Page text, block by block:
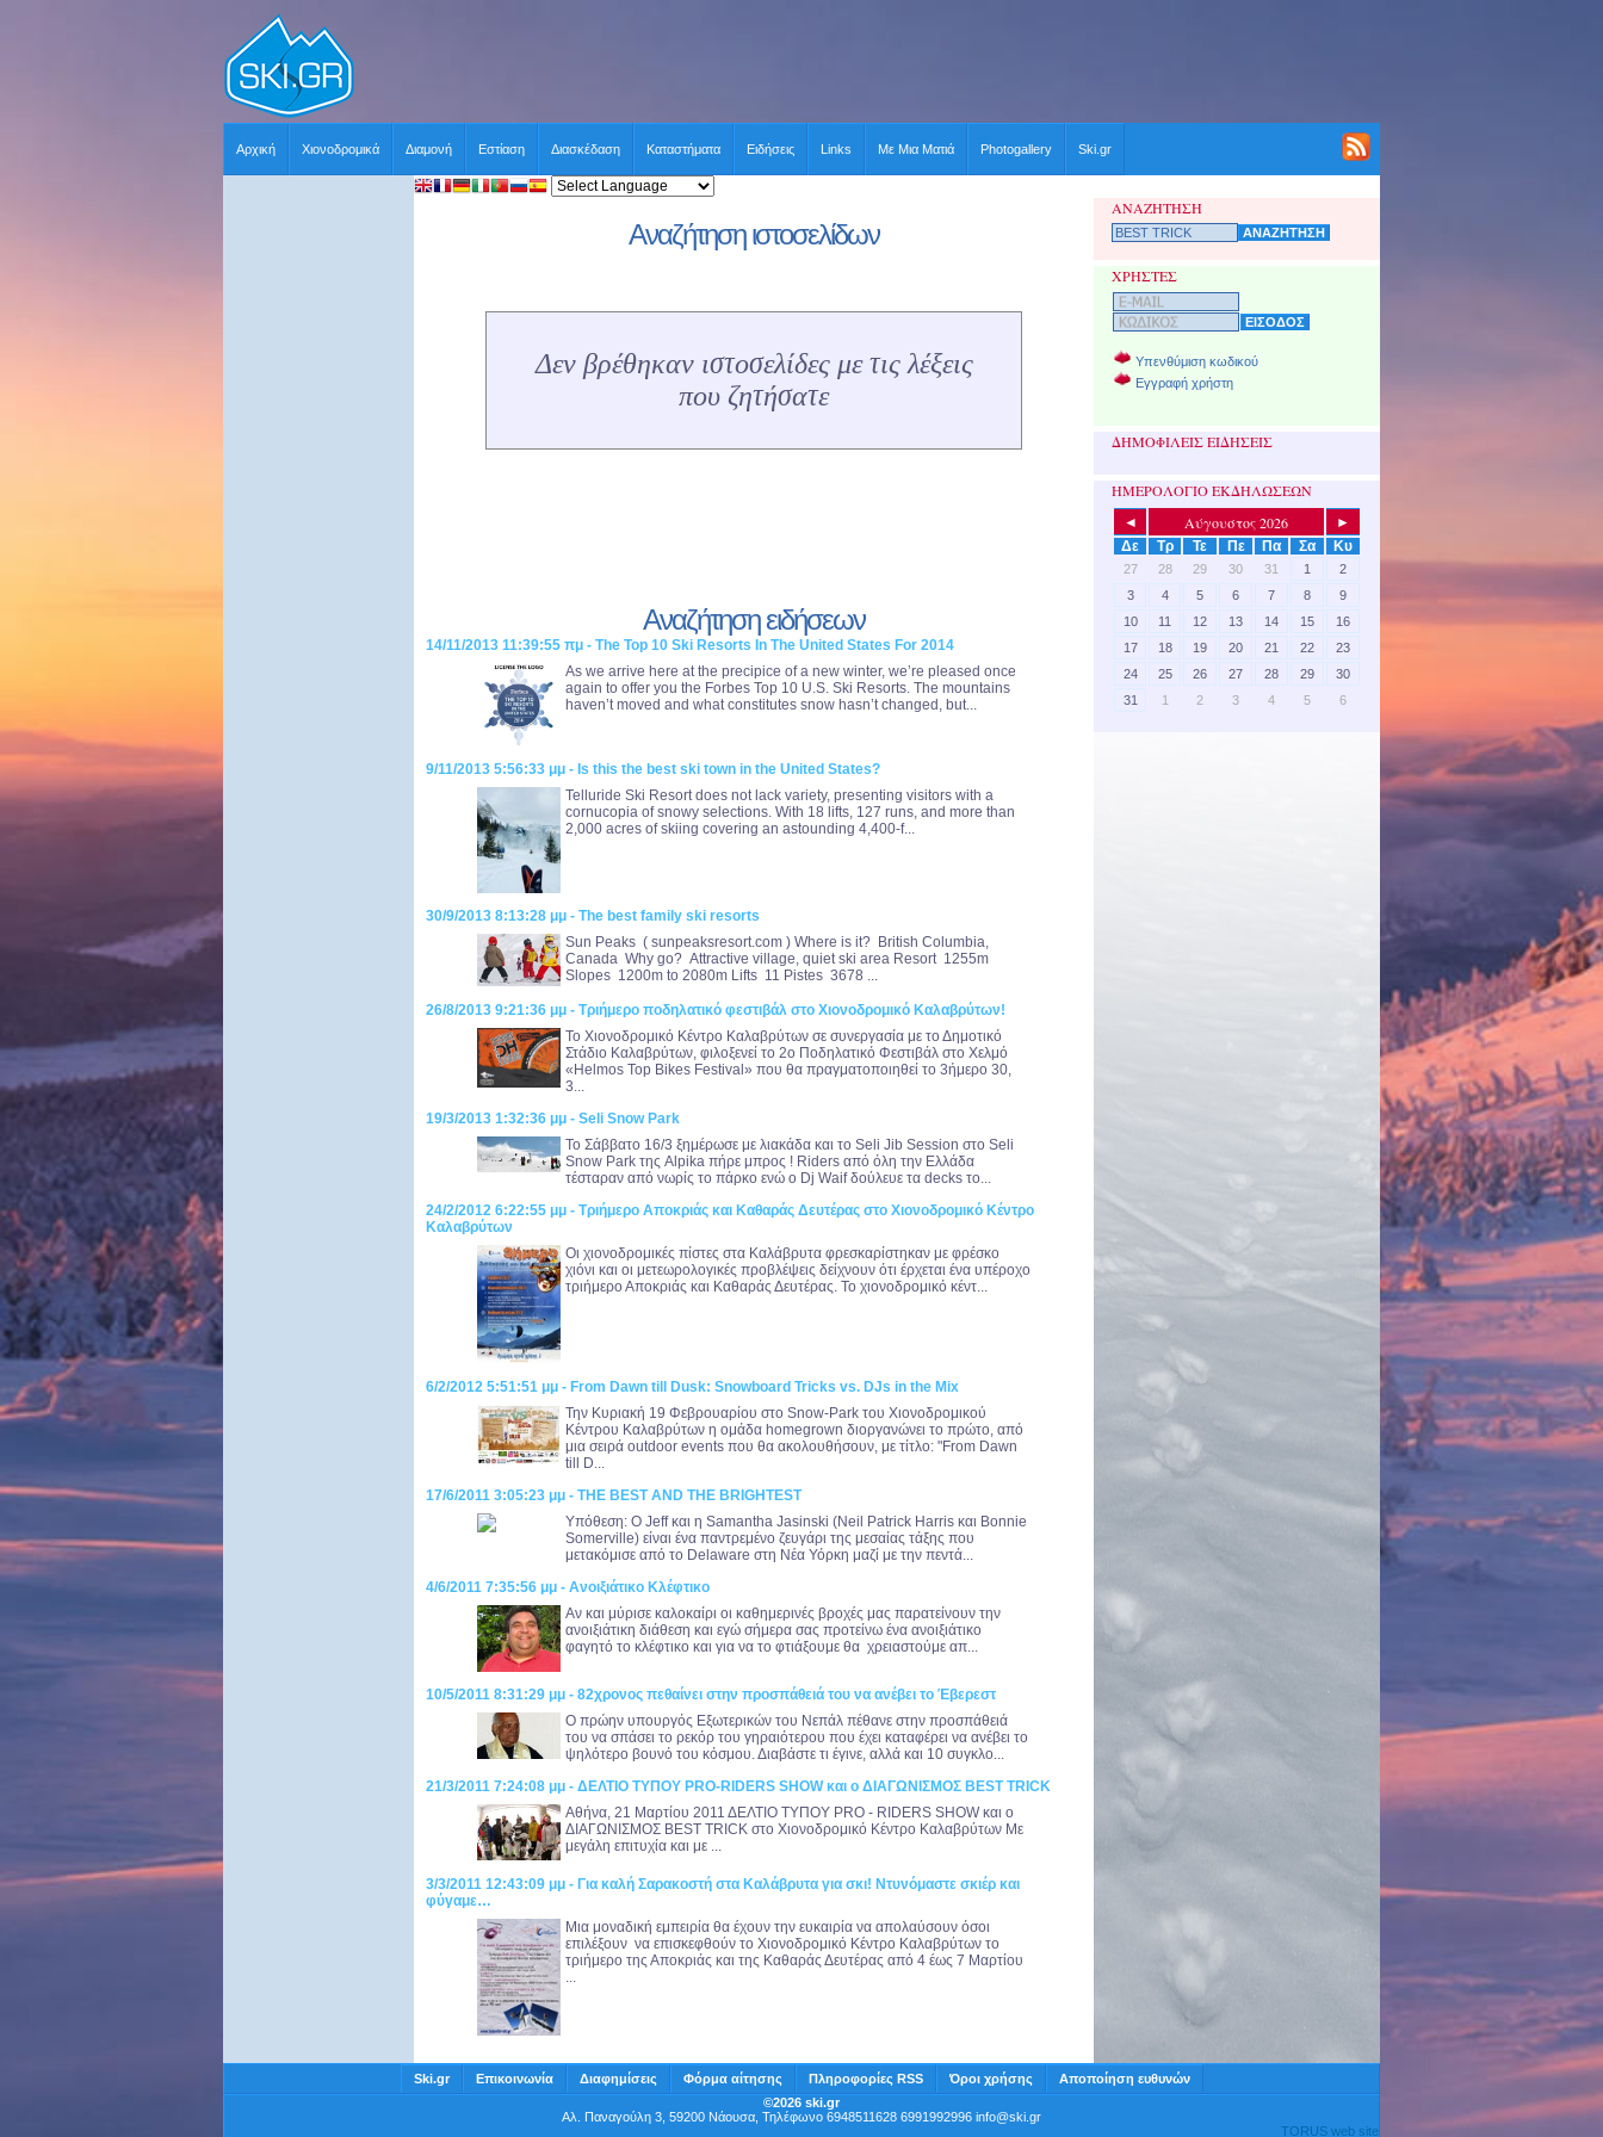
Αρχική Χιονοδρομικά Διαμονή Εστίαση Διασκέδαση Καταστήματα Ειδήσεις Links Με Μια Ματιά Photogallery Ski.gr
Αναζήτηση ιστοσελίδων
Δεν βρέθηκαν ιστοσελίδες με τις λέξεις
που ζητήσατε
Αναζήτηση ειδήσεων
14/11/2013 11:39:55 πμ - The Top 10 Ski Resorts In The United States For 2014
As we arrive here at the precipice of a new winter, we’re pleased once
again to offer you the Forbes Top 10 U.S. Ski Resorts. The mountains
haven’t moved and what constitutes snow hasn’t changed, but...
9/11/2013 5:56:33 μμ - Is this the best ski town in the United States?
Telluride Ski Resort does not lack variety, presenting visitors with a
cornucopia of snowy selections. With 18 lifts, 127 runs, and more than
2,000 acres of skiing covering an astounding 4,400-f...
30/9/2013 8:13:28 μμ - The best family ski resorts
Sun Peaks ( sunpeaksresort.com ) Where is it? British Columbia,
Canada Why go? Attractive village, quiet ski area Resort 1255m
Slopes 1200m to 2080m Lifts 11 Pistes 3678 ...
26/8/2013 9:21:36 μμ - Tριήμερο ποδηλατικό φεστιβάλ στο Χιονοδρομικό Καλαβρύτων!
Το Χιονοδρομικό Κέντρο Καλαβρύτων σε συνεργασία με το Δημοτικό
Στάδιο Καλαβρύτων, φιλοξενεί το 2ο Ποδηλατικό Φεστιβάλ στο Χελμό
«Helmos Top Bikes Festival» που θα πραγματοποιηθεί το 3ήμερο 30,
3...
19/3/2013 1:32:36 μμ - Seli Snow Park
Το Σάββατο 16/3 ξημέρωσε με λιακάδα και το Seli Jib Session στο Seli
Snow Park της Alpika πήρε μπρος ! Riders από όλη την Ελλάδα
τέσταραν από νωρίς το πάρκο ενώ ο Dj Waif δούλευε τα decks το...
24/2/2012 6:22:55 μμ - Τριήμερο Αποκριάς και Καθαράς Δευτέρας στο Χιονοδρομικό Κέντρο
Καλαβρύτων
Οι χιονοδρομικές πίστες στα Καλάβρυτα φρεσκαρίστηκαν με φρέσκο
χιόνι και οι μετεωρολογικές προβλέψεις δείχνουν ότι έρχεται ένα υπέροχο
τριήμερο Αποκριάς και Καθαράς Δευτέρας. Το χιονοδρομικό κέντ...
6/2/2012 5:51:51 μμ - From Dawn till Dusk: Snowboard Tricks vs. DJs in the Mix
Την Κυριακή 19 Φεβρουαρίου στο Snow-Park του Χιονοδρομικού
Κέντρου Καλαβρύτων η ομάδα homegrown διοργανώνει το πρώτο, από
μια σειρά outdoor events που θα ακολουθήσουν, με τίτλο: "From Dawn
till D...
17/6/2011 3:05:23 μμ - THE BEST AND THE BRIGHTEST
Υπόθεση: Ο Jeff και η Samantha Jasinski (Neil Patrick Harris και Bonnie
Somerville) είναι ένα παντρεμένο ζευγάρι της μεσαίας τάξης που
μετακόμισε από το Delaware στη Νέα Υόρκη μαζί με την πεντά...
4/6/2011 7:35:56 μμ - Ανοιξιάτικο Κλέφτικο
Αν και μύρισε καλοκαίρι οι καθημερινές βροχές μας παρατείνουν την
ανοιξιάτικη διάθεση και εγώ σήμερα σας προτείνω ένα ανοιξιάτικο
φαγητό το κλέφτικο και για να το φτιάξουμε θα χρειαστούμε απ...
10/5/2011 8:31:29 μμ - 82χρονος πεθαίνει στην προσπάθειά του να ανέβει το Έβερεστ
Ο πρώην υπουργός Εξωτερικών του Νεπάλ πέθανε στην προσπάθειά
του να σπάσει το ρεκόρ του γηραιότερου που έχει καταφέρει να ανέβει το
ψηλότερο βουνό του κόσμου. Διαβάστε τι έγινε, αλλά και 10 συγκλο...
21/3/2011 7:24:08 μμ - ΔΕΛΤΙΟ ΤΥΠΟΥ PRO-RIDERS SHOW και ο ΔΙΑΓΩΝΙΣΜΟΣ BEST TRICK
Αθήνα, 21 Μαρτίου 2011 ΔΕΛΤΙΟ ΤΥΠΟΥ PRO - RIDERS SHOW και ο
ΔΙΑΓΩΝΙΣΜΟΣ BEST TRICK στο Χιονοδρομικό Κέντρο Καλαβρύτων Με
μεγάλη επιτυχία και με ...
3/3/2011 12:43:09 μμ - Για καλή Σαρακοστή στα Καλάβρυτα για σκι! Ντυνόμαστε σκιέρ και
φύγαμε…
Μια μοναδική εμπειρία θα έχουν την ευκαιρία να απολαύσουν όσοι
επιλέξουν να επισκεφθούν το Χιονοδρομικό Κέντρο Καλαβρύτων το
τριήμερο της Αποκριάς και της Καθαράς Δευτέρας από 4 έως 7 Μαρτίου
...
ΑΝΑΖΗΤΗΣΗ
ΧΡΗΣΤΕΣ
Υπενθύμιση κωδικού
Εγγραφή χρήστη
ΔΗΜΟΦΙΛΕΙΣ ΕΙΔΗΣΕΙΣ
ΗΜΕΡΟΛΟΓΙΟ ΕΚΔΗΛΩΣΕΩΝ
◄ Αύγουστος 2026
►
Δε
Τρ Τε Πε Πα Σα Κυ
27 28 29 30 31 1
2
3
4 5 6 7 8
9
10
11 12 13 14 15
16
17
18 19 20 21 22
23
24
25 26 27 28 29
30
31
1 2 3 4 5 6
Ski.gr Επικοινωνία Διαφημίσεις Φόρμα αίτησης Πληροφορίες RSS Όροι χρήσης
Αποποίηση ευθυνών
©2026 ski.gr
Αλ. Παναγούλη 3, 59200 Νάουσα, Τηλέφωνο 6948511628 6991992996 info@ski.gr
TORUS web site